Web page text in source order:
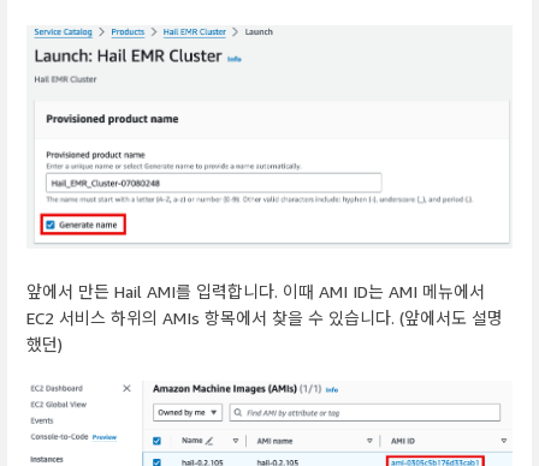
앞에서 만든 Hail AMI를 입력합니다. 이때 AMI ID는 AMI 메뉴에서
EC2 서비스 하위의 AMIs 항목에서 찾을 수 있습니다. (앞에서도 설명
했던)